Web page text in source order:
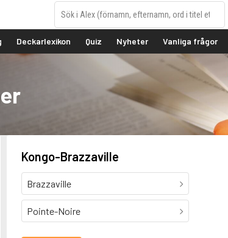
Deckarlexikon Quiz Nyheter Vanliga frågor
Kongo-Brazzaville
Brazzaville
Pointe-Noire